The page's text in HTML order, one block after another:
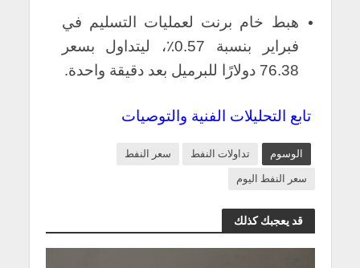
هبط خام برنت لعمليات التسليم في
فبراير بنسبة 0.57٪، ليتداول بسعر
76.38 دولارًا للبرميل بعد دقيقة واحدة.
تابع التحليلات الفنية والتوصيات
الوسوم تداولات النفط
سعر النفط
سعر النفط اليوم
قد يعجبك كذلك